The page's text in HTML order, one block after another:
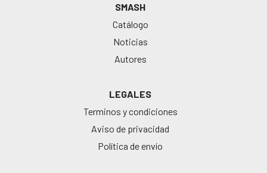
SMASH
Catálogo
Noticias
Autores
LEGALES
Terminos y condiciones
Aviso de privacidad
Política de envío